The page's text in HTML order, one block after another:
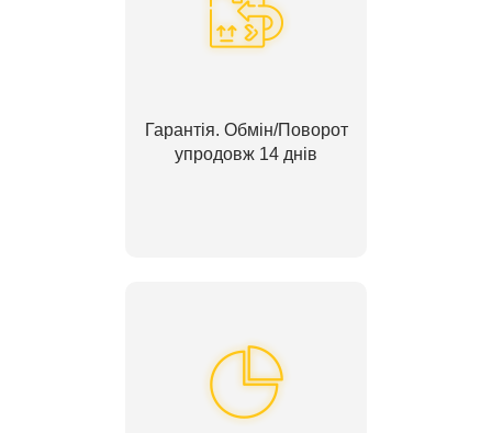
Гарантія. Обмін/Поворот
упродовж 14 днів